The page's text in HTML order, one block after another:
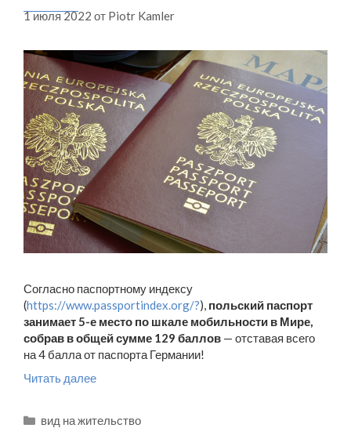
1 июля 2022 от Piotr Kamler
Согласно паспортному индексу
(https://www.passportindex.org/?), польский паспорт
занимает 5-е место по шкале мобильности в Мире,
собрав в общей сумме 129 баллов — отставая всего
на 4 балла от паспорта Германии!
Читать далее
Рубрики
вид на жительство